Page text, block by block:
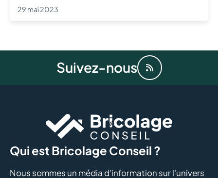
29 mai 2023
Suivez-nous
Qui est Bricolage Conseil ?
Nous sommes un média d'information sur l'univers